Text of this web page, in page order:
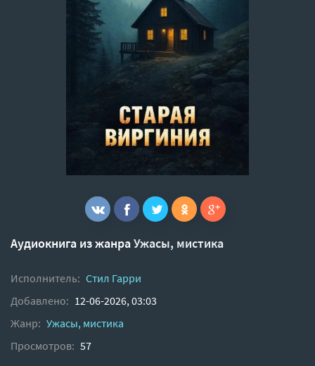
Аудиокнига из жанраУжасы, мистика
Исполнитель: Стил Гарри
Добавлено: 12-06-2026, 03:03
Жанр: Ужасы, мистика
Просмотров: 57